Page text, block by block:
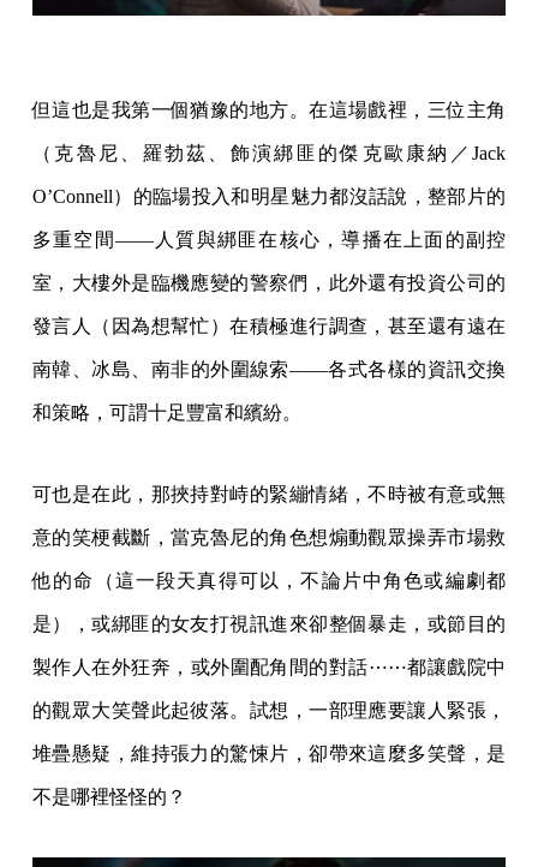
但這也是我第一個猶豫的地方。在這場戲裡，三位主角
（克魯尼、羅勃茲、飾演綁匪的傑克歐康納／Jack
O’Connell）的臨場投入和明星魅力都沒話說，整部片的
多重空間——人質與綁匪在核心，導播在上面的副控
室，大樓外是臨機應變的警察們，此外還有投資公司的
發言人（因為想幫忙）在積極進行調查，甚至還有遠在
南韓、冰島、南非的外圍線索——各式各樣的資訊交換
和策略，可謂十足豐富和繽紛。
可也是在此，那挾持對峙的緊繃情緒，不時被有意或無
意的笑梗截斷，當克魯尼的角色想煽動觀眾操弄市場救
他的命（這一段天真得可以，不論片中角色或編劇都
是），或綁匪的女友打視訊進來卻整個暴走，或節目的
製作人在外狂奔，或外圍配角間的對話⋯⋯都讓戲院中
的觀眾大笑聲此起彼落。試想，一部理應要讓人緊張，
堆疊懸疑，維持張力的驚悚片，卻帶來這麼多笑聲，是
不是哪裡怪怪的？